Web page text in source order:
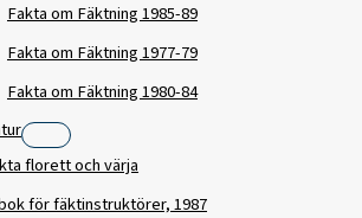
Fakta om Fäktning 1985-89
Fakta om Fäktning 1977-79
Fakta om Fäktning 1980-84
florett och värja
för fäktinstruktörer, 1987